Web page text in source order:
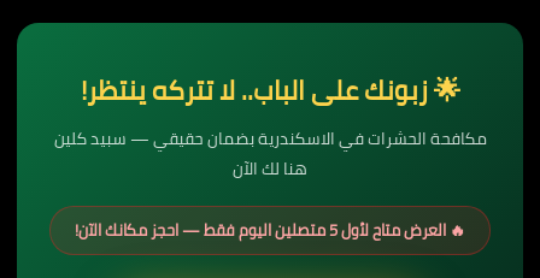
🌟 زبونك على الباب.. لا تتركه ينتظر!
مكافحة الحشرات في الاسكندرية بضمان حقيقي — سبيد كلين
هنا لك الآن
🔥 العرض متاح لأول 5 متصلين اليوم فقط — احجز مكانك الآن!